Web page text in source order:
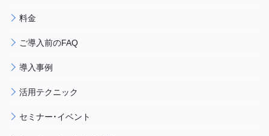
料金
ご導入前のFAQ
導入事例
活用テクニック
セミナー・イベント